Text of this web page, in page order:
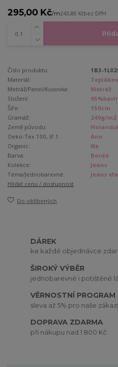
295,00 Kč/m243,80 Kčbez DPH
Číslo produktu:
1B3-
Materiál:
Metráž/Panel/Kusovka:
Metráž
Složení:
Šíře:
150cm
Gramáž:
240g/m2
Země původu:
Oeko-Tex 100, tř.1:
Ano
Organic:
Ne
Barva:
Bordó
Kolekce:
Jeans
Téma/Jednobarevné:
Jeans
Hlídat cenu / dostupnost
Do oblíbených
DÁREK
ke každé objednávce
ŠIROKÝ VÝBĚR
jednobarevné i potištěné
VĚRNOSTNÍ PROGRAM
sleva až 5% pro naše
DOPRAVA ZDARMA
při nákupu nad 1 800 Kč